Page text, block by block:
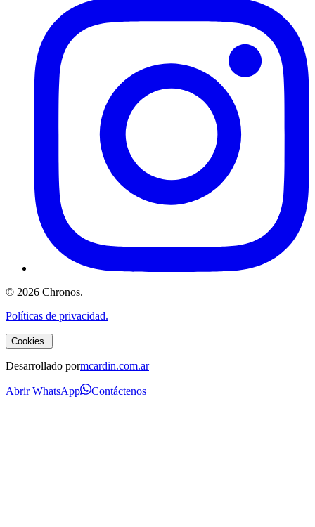
© 2026 Chronos.
Políticas de privacidad.
Cookies.
Desarrollado pormcardin.com.ar
Abrir WhatsApp Contáctenos